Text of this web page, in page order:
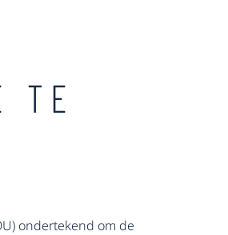
TE
ondertekend om de